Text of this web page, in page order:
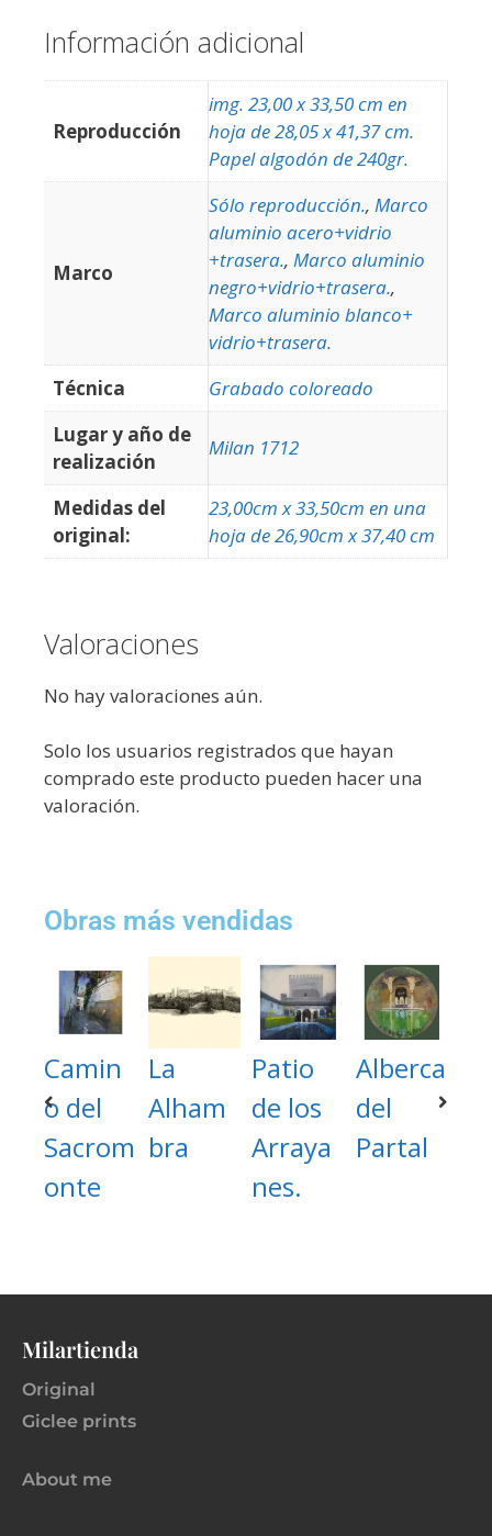
Información adicional
Reproducción
img. 23,00 x 33,50 cm en
hoja de 28,05 x 41,37 cm.
Papel algodón de 240gr.
Marco
Sólo reproducción., Marco
aluminio acero+vidrio
+trasera., Marco aluminio
negro+vidrio+trasera.,
Marco aluminio blanco+
vidrio+trasera.
Técnica
Grabado coloreado
Lugar y año de
realización
Milan 1712
Medidas del
original:
23,00cm x 33,50cm en una
hoja de 26,90cm x 37,40 cm
Valoraciones
No hay valoraciones aún.
Solo los usuarios registrados que hayan
comprado este producto pueden hacer una
valoración.
Obras más vendidas
Camin
o del
Sacrom
onte
La
Alham
bra
Patio
de los
Arraya
nes.
Alberca
del
Partal
Milartienda
Original
Giclee prints
About me